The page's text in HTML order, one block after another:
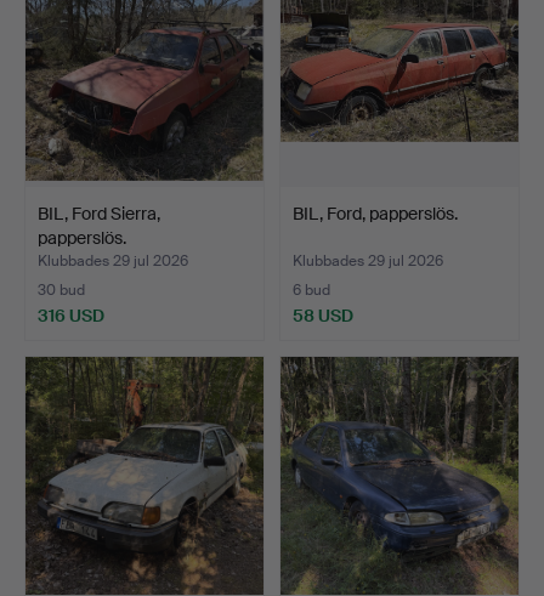
BIL, Ford Sierra,
papperslös.
Klubbades 29 jul 2026
30 bud
316 USD
BIL, Ford, papperslös.
Klubbades 29 jul 2026
6 bud
58 USD